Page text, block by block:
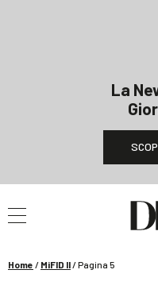
La
Home / MiFID II/Pagina 5